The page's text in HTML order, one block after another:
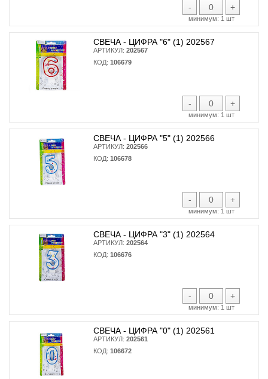
- +
минимум: 1 шт
СВЕЧА - ЦИФРА "6" (1) 202567
АРТИКУЛ: 202567
КОД: 106679
- +
минимум: 1 шт
СВЕЧА - ЦИФРА "5" (1) 202566
АРТИКУЛ: 202566
КОД: 106678
- +
минимум: 1 шт
СВЕЧА - ЦИФРА "3" (1) 202564
АРТИКУЛ: 202564
КОД: 106676
- +
минимум: 1 шт
СВЕЧА - ЦИФРА "0" (1) 202561
АРТИКУЛ: 202561
КОД: 106672